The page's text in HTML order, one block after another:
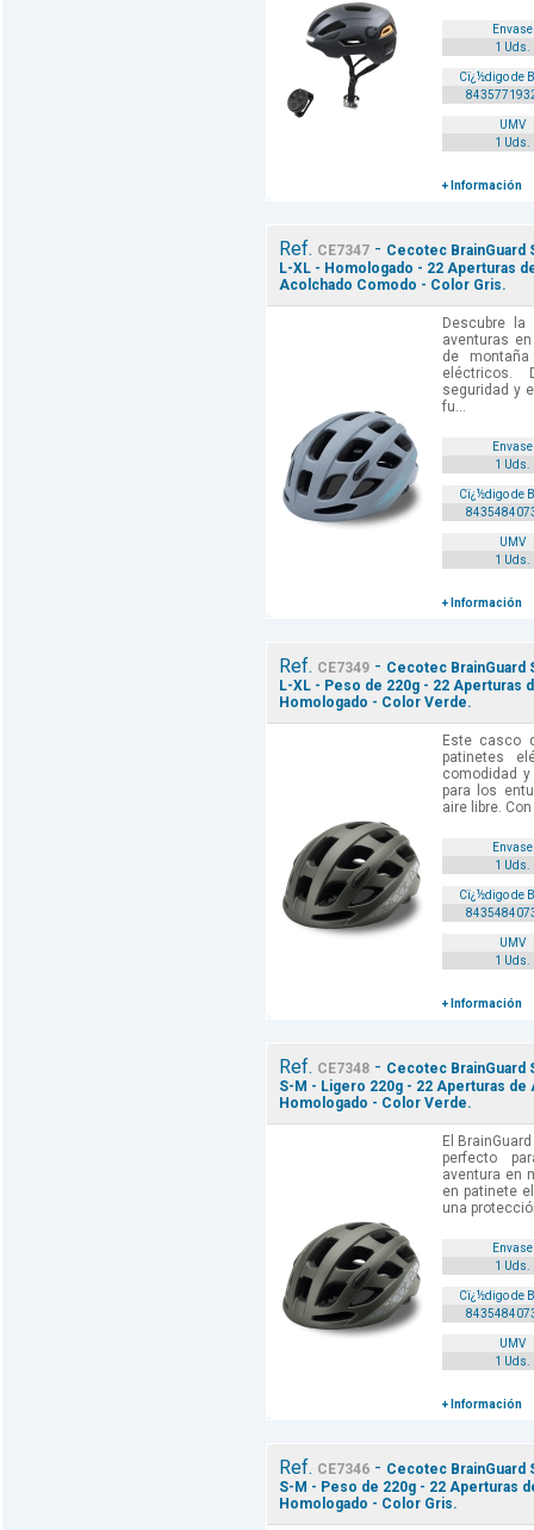
Envase
1 Uds.
Cï¿½digo de
UMV
1 Uds.
+ Información
Ref. CE7347- Cecotec BrainGuard
L-XL - Homologado - 22 Aperturas
Acolchado Comodo - Color Gris.
Descubre
aventuras
de
eléctricos.
seguridad y
fu...
Envase
1 Uds.
Cï¿½digo de
UMV
1 Uds.
+ Información
Ref. CE7349- Cecotec BrainGuard
L-XL - Peso de 220g - 22
Homologado - Color Verde.
Este casco
patinetes
comodidad
para los
aire libre.
Envase
1 Uds.
Cï¿½digo de
UMV
1 Uds.
+ Información
Ref. CE7348- Cecotec BrainGuard
S-M - Ligero 220g - 22 Aperturas
Homologado - Color Verde.
El
perfecto
aventura en
en patinete
una
Envase
1 Uds.
Cï¿½digo de
UMV
1 Uds.
+ Información
Ref. CE7346- Cecotec BrainGuard
S-M - Peso de 220g - 22 Aperturas
Homologado - Color Gris.